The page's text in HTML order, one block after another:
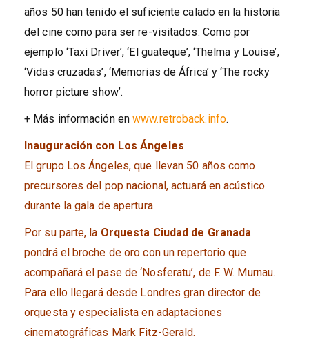
años 50 han tenido el suficiente calado en la historia
del cine como para ser re-visitados. Como por
ejemplo ‘Taxi Driver’, ‘El guateque’, ‘Thelma y Louise’,
‘Vidas cruzadas’, ‘Memorias de África’ y ‘The rocky
horror picture show’.
+ Más información enwww.retroback.info.
Inauguración con Los Ángeles
El grupo Los Ángeles, que llevan 50 años como
precursores del pop nacional, actuará en acústico
durante la gala de apertura.
Por su parte, la Orquesta Ciudad de Granada
pondrá el broche de oro con un repertorio que
acompañará el pase de ‘Nosferatu’, de F. W. Murnau.
Para ello llegará desde Londres gran director de
orquesta y especialista en adaptaciones
cinematográficas Mark Fitz-Gerald.